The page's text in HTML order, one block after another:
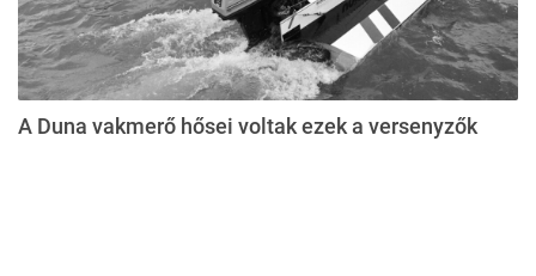
A Duna vakmerő hősei voltak ezek a versenyzők